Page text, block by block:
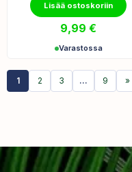
Lisää ostoskoriin
9,99 €
Varastossa
1 2 3 … 9 »